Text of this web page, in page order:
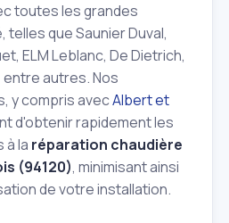
toutes les grandes
telles que Saunier Duval,
ELM Leblanc, De Dietrich,
entre autres. Nos
y compris avecAlbert et
d'obtenir rapidement les
à la réparation chaudière
(94120), minimisant ainsi
de votre installation.